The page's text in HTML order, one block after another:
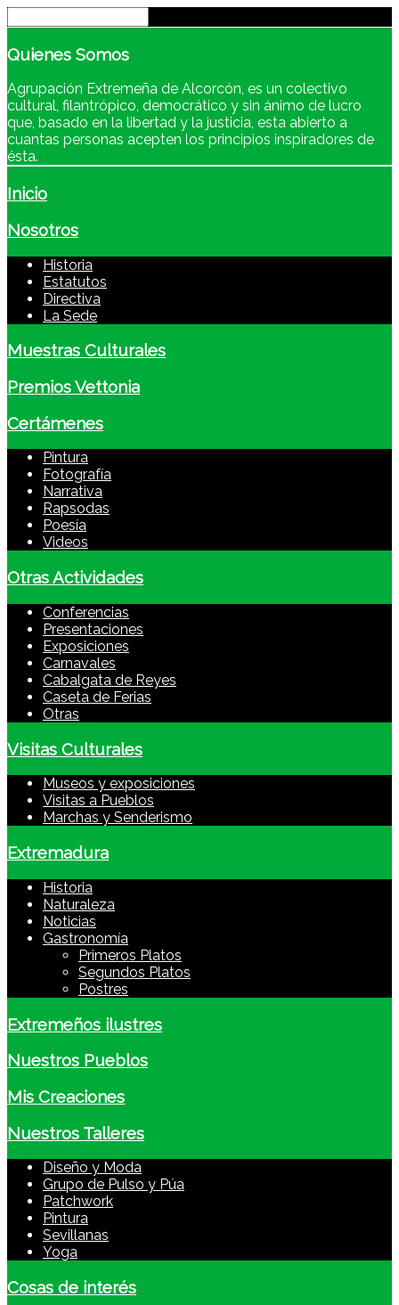
Quienes Somos
Agrupación Extremeña de Alcorcón, es un colectivo
cultural, filantrópico, democrático y sin ánimo de lucro
que, basado en la libertad y la justicia, esta abierto a
cuantas personas acepten los principios inspiradores de
ésta.
Inicio
Nosotros
Historia
Estatutos
Directiva
La Sede
Muestras Culturales
Premios Vettonia
Certámenes
Pintura
Fotografía
Narrativa
Rapsodas
Poesía
Videos
Otras Actividades
Conferencias
Presentaciones
Exposiciones
Carnavales
Cabalgata de Reyes
Caseta de Ferias
Otras
Visitas Culturales
Museos y exposiciones
Visitas a Pueblos
Marchas y Senderismo
Extremadura
Historia
Naturaleza
Noticias
Gastronomía
Primeros Platos
Segundos Platos
Postres
Extremeños ilustres
Nuestros Pueblos
Mis Creaciones
Nuestros Talleres
Diseño y Moda
Grupo de Pulso y Púa
Patchwork
Pintura
Sevillanas
Yoga
Cosas de interés